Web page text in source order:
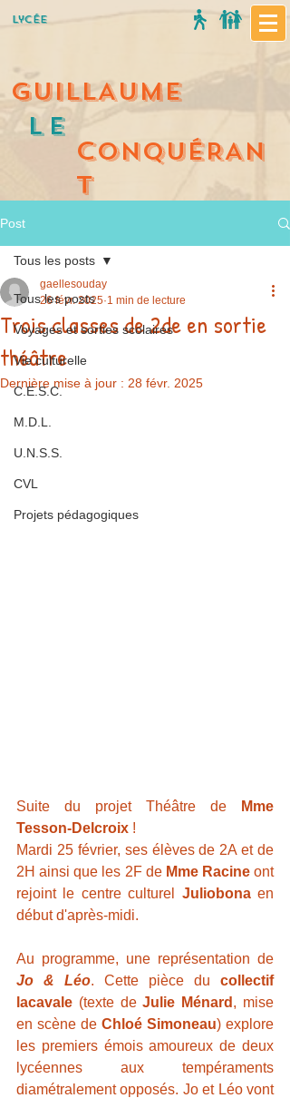
Lycée
GUILLAUME
Le
CONQUÉRAN
T
Post
Tous les posts
Voyages et sorties scolaires
Vie culturelle
C.E.S.C.
M.D.L.
U.N.S.S.
CVL
Projets pédagogiques
Tous les posts
Trois classes de 2de en sortie
théâtre
gaellesouday
26 févr. 2025 1 min de lecture
Dernière mise à jour : 28 févr. 2025
Suite du projet Théâtre de
Mme
Tesson-Delcroix !
Mardi 25 février, ses élèves de 2A et de
2H ainsi que les 2F de Mme Racine ont
rejoint le centre culturel Juliobona en
début d'après-midi.
Jo & Léo. Cette pièce du collectif
lacavale (texte de Julie Ménard , mise
en scène de Chloé Simoneau) explore
les premiers émois amoureux de deux
lycéennes aux tempéraments
diamétralement opposés. Jo et Léo vont